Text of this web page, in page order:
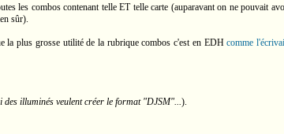
les combos contenant telle ET telle carte (auparavant on ne pouvait
sûr).
la plus grosse utilité de la rubrique combos c'est en EDHcomme
illuminés veulent créer le format "DJSM"... ).